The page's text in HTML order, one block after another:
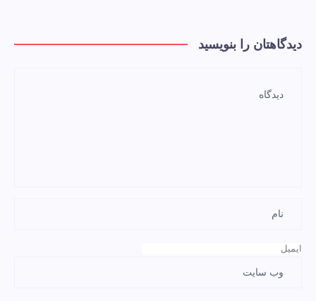
دیدگاهتان را بنویسید